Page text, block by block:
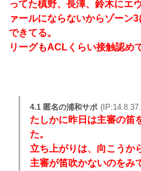
ってた槙野、長澤、鈴木にエ
ァールにならないからゾーン
できてる。
リーグもACLくらい接触認め
4.1 匿名の浦和サポ
たしかに昨日は主審の笛
た。
立ち上がりは、向こうか
主審が笛吹かないのをみ